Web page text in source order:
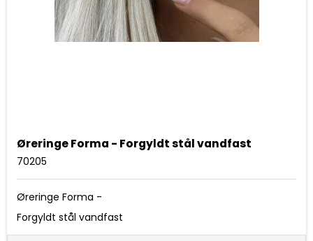
Øreringe Forma - Forgyldt stål vandfast
70205
Øreringe Forma -
Forgyldt stål vandfast